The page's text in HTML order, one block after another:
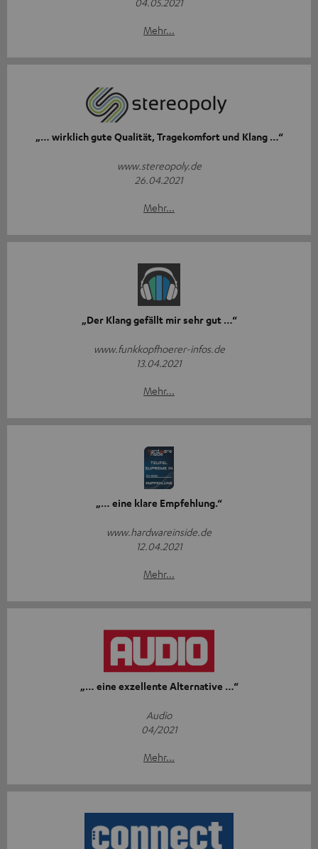
Mehr...
„… wirklich gute Qualität, Tragekomfort und Klang …“
www.stereopoly.de
26.04.2021
Mehr...
„Der Klang gefällt mir sehr gut …“
www.funkkopfhoerer-infos.de
13.04.2021
Mehr...
„… eine klare Empfehlung.“
www.hardwareinside.de
12.04.2021
Mehr...
„… eine exzellente Alternative …“
Audio
04/2021
Mehr...